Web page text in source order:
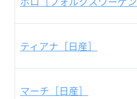
ティアナ［日産］
マーチ［日産］